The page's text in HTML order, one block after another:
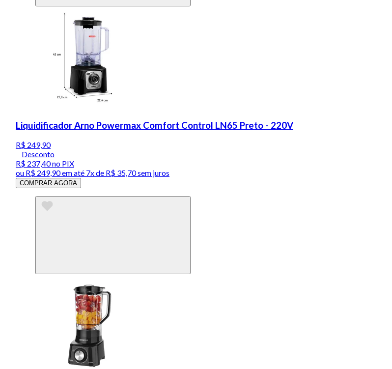
Liquidificador Arno Powermax Comfort Control LN65 Preto - 220V
R$ 249,90
Desconto
R$ 237,40no PIX
ou R$ 249,90em até 7x de R$ 35,70 sem juros
COMPRAR AGORA